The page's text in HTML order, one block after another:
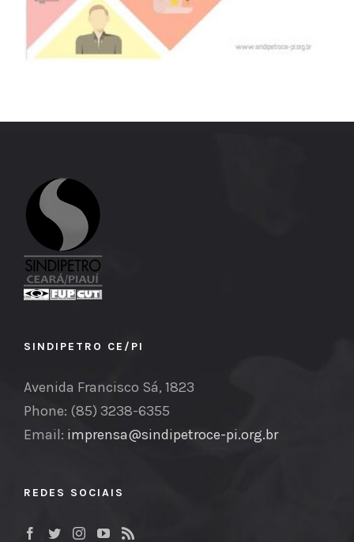
SINDIPETRO CE/PI
Avenida Francisco Sá, 1823
Phone: (85) 3238-6355
Email: imprensa@sindipetroce-pi.org.br
REDES SOCIAIS